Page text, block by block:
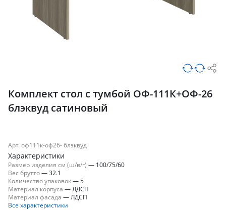
Комплект стол с тумбой ОФ-111К+ОФ-26
блэквуд сатиновый
Арт. оф111к-оф26- блэквуд
Характеристики
Размер изделия см (ш/в/г) — 100/75/60
Вес брутто—32.1
Количество упаковок— 5
Материал корпуса — ЛДСП
Материал фасада — ЛДСП
Все характеристики